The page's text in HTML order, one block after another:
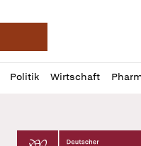
Deutsche
Politik Wirtschaft
Profil
öffnen
Daz
Pur
Deutscher Apotheker